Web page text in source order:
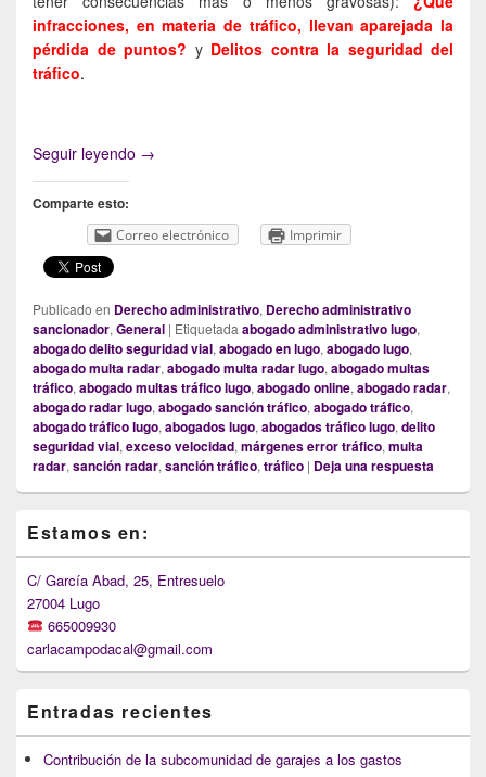
infracciones, en materia de tráfico, llevan aparejada la
pérdida de puntos? y Delitos contra la seguridad del
tráfico.
Seguir leyendo Los márgenes de error de los radares de tráfico:
→
Comparte esto:
Correo electrónico Imprimir
Publicado en Derecho administrativo, Derecho administrativo
sancionador, General | Etiquetada abogado administrativo lugo,
abogado delito seguridad vial, abogado en lugo, abogado lugo,
abogado multa radar, abogado multa radar lugo, abogado multas
tráfico, abogado multas tráfico lugo, abogado online, abogado radar,
abogado radar lugo, abogado sanción tráfico, abogado tráfico,
abogado tráfico lugo, abogados lugo, abogados tráfico lugo, delito
seguridad vial, exceso velocidad, márgenes error tráfico, multa
radar, sanción radar, sanción tráfico, tráfico | Deja una respuesta
Sidebar
Widget
Area
Estamos en:
C/ García Abad, 25, Entresuelo
27004 Lugo
665009930
carlacampodacal@gmail.com
Entradas recientes
Contribución de la subcomunidad de garajes a los gastos